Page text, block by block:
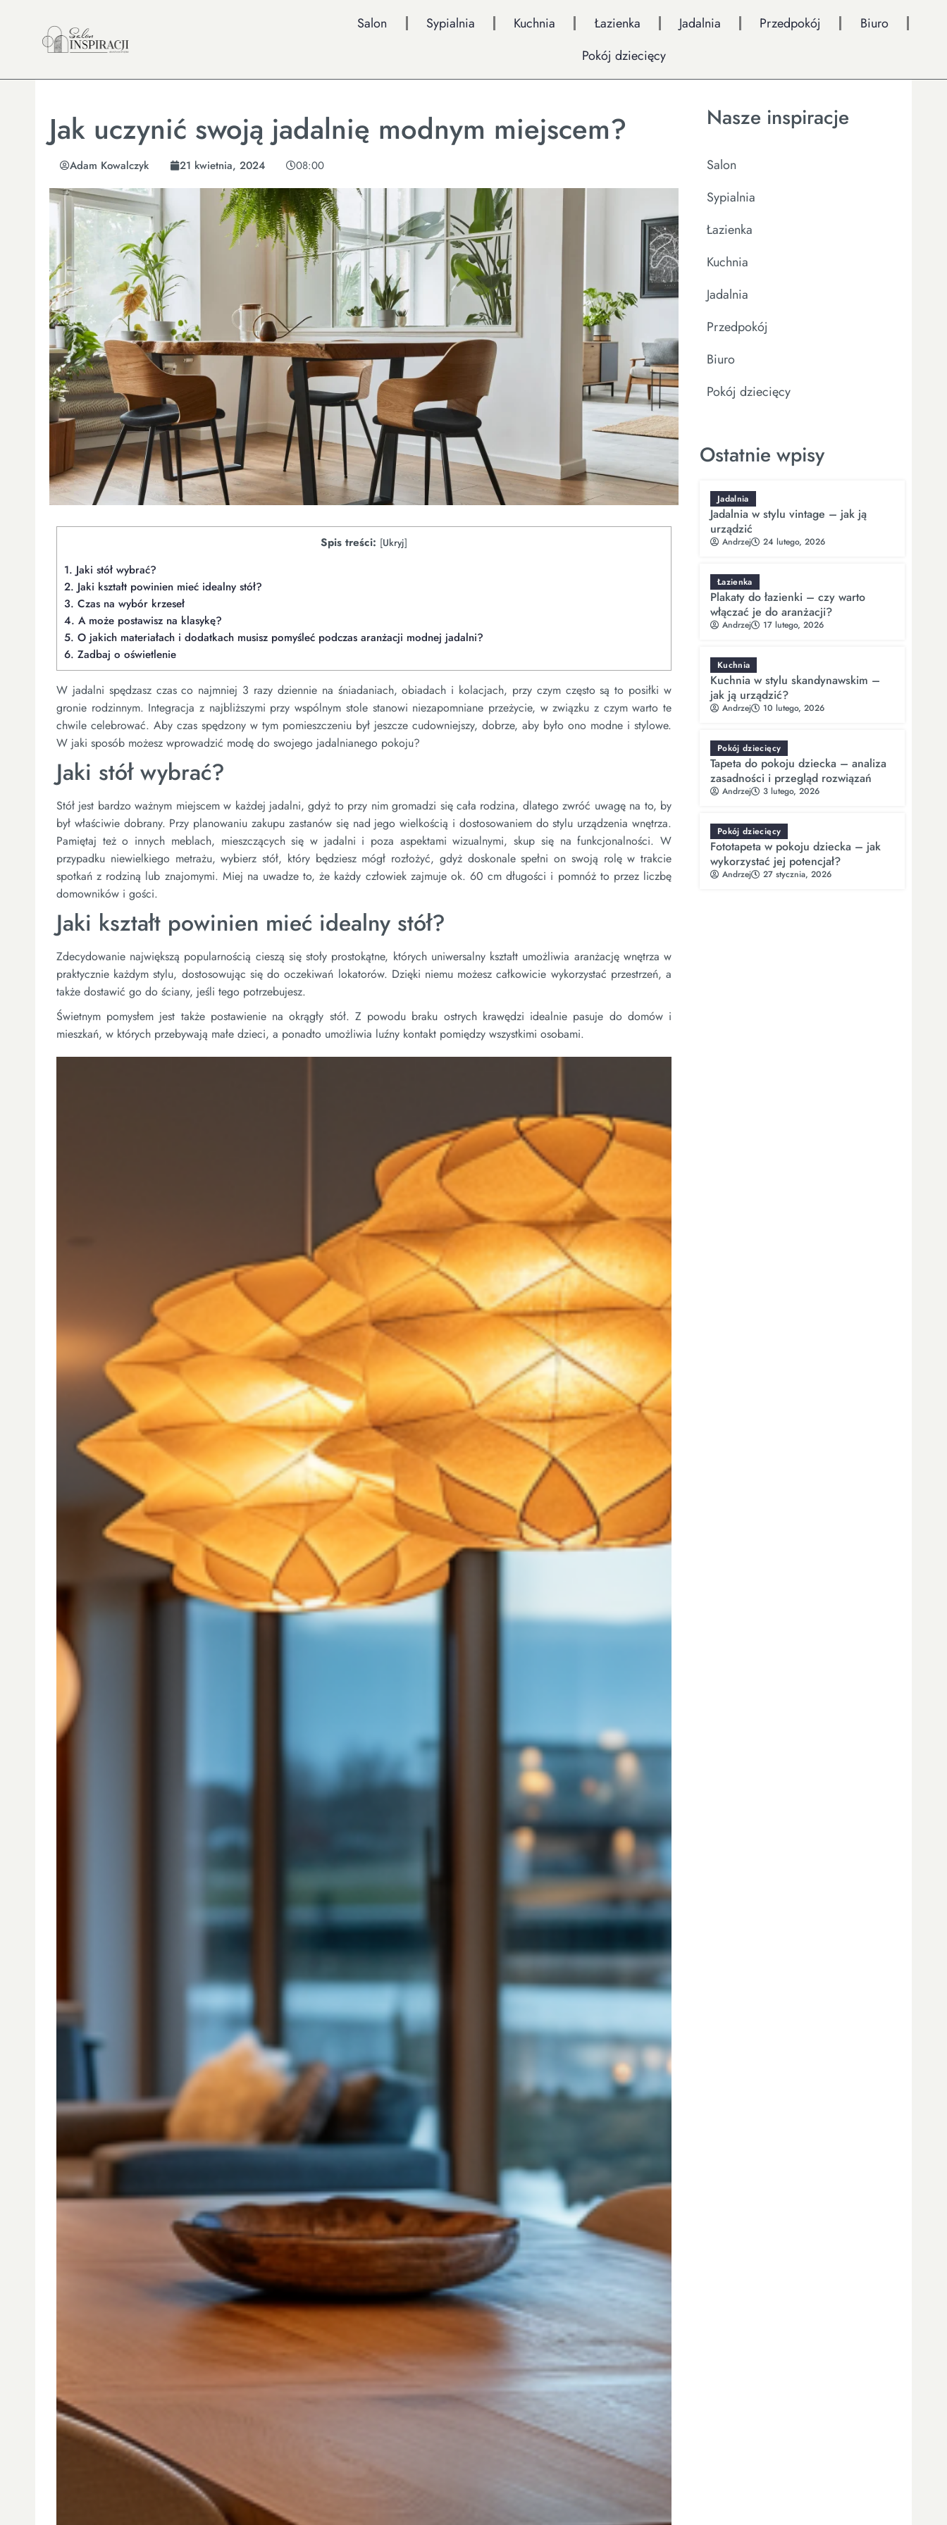
Salon Sypialnia Kuchnia Łazienka Jadalnia Przedpokój
Biuro
Pokój dziecięcy
Jak uczynić swoją jadalnię modnym miejscem?
Adam Kowalczyk 21 kwietnia, 2024 08:00
Spis treści: [Ukryj]
1. Jaki stół wybrać?
2. Jaki kształt powinien mieć idealny stół?
3. Czas na wybór krzeseł
4. A może postawisz na klasykę?
5. O jakich materiałach i dodatkach musisz pomyśleć podczas aranżacji modnej jadalni?
6. Zadbaj o oświetlenie
W jadalni spędzasz czas co najmniej 3 razy dziennie na śniadaniach, obiadach i kolacjach, przy czym często są to posiłki w
gronie rodzinnym. Integracja z najbliższymi przy wspólnym stole stanowi niezapomniane przeżycie, w związku z czym warto te
chwile celebrować. Aby czas spędzony w tym pomieszczeniu był jeszcze cudowniejszy, dobrze, aby było ono modne i stylowe.
W jaki sposób możesz wprowadzić modę do swojego jadalnianego pokoju?
Jaki stół wybrać?
Stół jest bardzo ważnym miejscem w każdej jadalni, gdyż to przy nim gromadzi się cała rodzina, dlatego zwróć uwagę na to, by
był właściwie dobrany. Przy planowaniu zakupu zastanów się nad jego wielkością i dostosowaniem do stylu urządzenia wnętrza.
Pamiętaj też o innych meblach, mieszczących się w jadalni i poza aspektami wizualnymi, skup się na funkcjonalności. W
przypadku niewielkiego metrażu, wybierz stół, który będziesz mógł rozłożyć, gdyż doskonale spełni on swoją rolę w trakcie
spotkań z rodziną lub znajomymi. Miej na uwadze to, że każdy człowiek zajmuje ok. 60 cm długości i pomnóż to przez liczbę
domowników i gości.
Jaki kształt powinien mieć idealny stół?
Zdecydowanie największą popularnością cieszą się stoły prostokątne, których uniwersalny kształt umożliwia aranżację wnętrza w
praktycznie każdym stylu, dostosowując się do oczekiwań lokatorów. Dzięki niemu możesz całkowicie wykorzystać przestrzeń, a
także dostawić go do ściany, jeśli tego potrzebujesz.
Świetnym pomysłem jest także postawienie na okrągły stół. Z powodu braku ostrych krawędzi idealnie pasuje do domów i
mieszkań, w których przebywają małe dzieci, a ponadto umożliwia luźny kontakt pomiędzy wszystkimi osobami.
Nasze inspiracje
Salon
Sypialnia
Łazienka
Kuchnia
Jadalnia
Przedpokój
Biuro
Pokój dziecięcy
Ostatnie wpisy
Jadalnia
Jadalnia w stylu vintage – jak ją
urządzić
Andrzej 24 lutego, 2026
Łazienka
Plakaty do łazienki – czy warto
włączać je do aranżacji?
Andrzej 17 lutego, 2026
Kuchnia
Kuchnia w stylu skandynawskim –
jak ją urządzić?
Andrzej 10 lutego, 2026
Pokój dziecięcy
Tapeta do pokoju dziecka – analiza
zasadności i przegląd rozwiązań
Andrzej 3 lutego, 2026
Pokój dziecięcy
Fototapeta w pokoju dziecka – jak
wykorzystać jej potencjał?
Andrzej 27 stycznia, 2026